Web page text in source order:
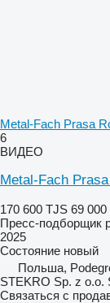
Metal-Fach Prasa
6
ВИДЕО
Metal-Fach
170 600 TJS 69 000
Пресс-подборщик
2025
Состояние новый
Польша,
STEKRO Sp. z o.o.
Связаться с